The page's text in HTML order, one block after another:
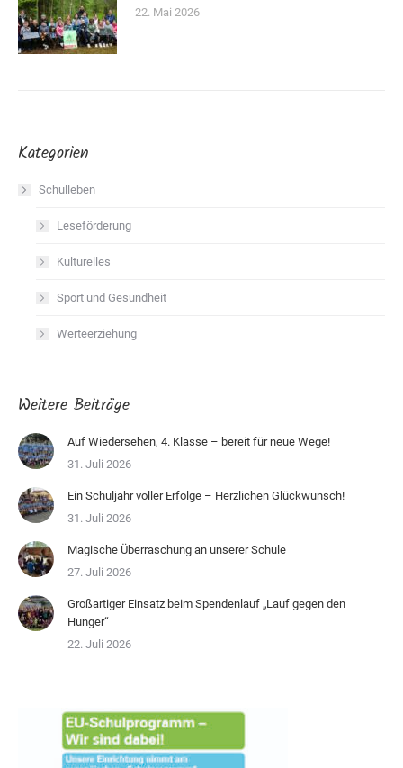
22. Mai 2026
Kategorien
Schulleben
Leseförderung
Kulturelles
Sport und Gesundheit
Werteerziehung
Weitere Beiträge
Auf Wiedersehen, 4. Klasse – bereit für neue Wege!
31. Juli 2026
Ein Schuljahr voller Erfolge – Herzlichen Glückwunsch!
31. Juli 2026
Magische Überraschung an unserer Schule
27. Juli 2026
Großartiger Einsatz beim Spendenlauf „Lauf gegen den
Hunger“
22. Juli 2026